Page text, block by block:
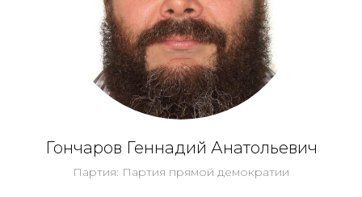
Гончаров Геннадий Анатольевич
Партия: Партия прямой демократии